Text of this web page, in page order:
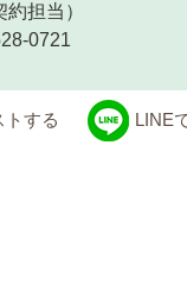
約担当）
0721
トする LINE